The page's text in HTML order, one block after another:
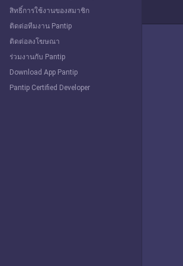
สิทธิ์การใช้งานของสมาชิก
ติดต่อทีมงาน Pantip
ติดต่อลงโฆษณา
ร่วมงานกับ Pantip
Download App Pantip
Pantip Certified Developer